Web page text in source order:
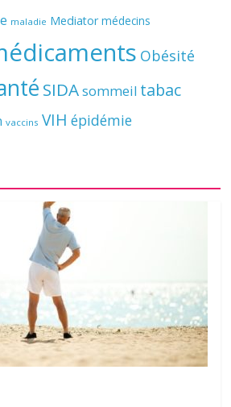
maladie Mediator médecins
Obésité
SIDAsommeil tabac
vaccins VIH épidémie